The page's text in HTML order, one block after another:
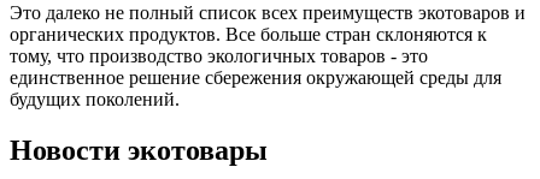
Это далеко не полный список всех преимуществ экотоваров и
органических продуктов. Все больше стран склоняются к
тому, что производство экологичных товаров - это
единственное решение сбережения окружающей среды для
будущих поколений.
Новости экотовары